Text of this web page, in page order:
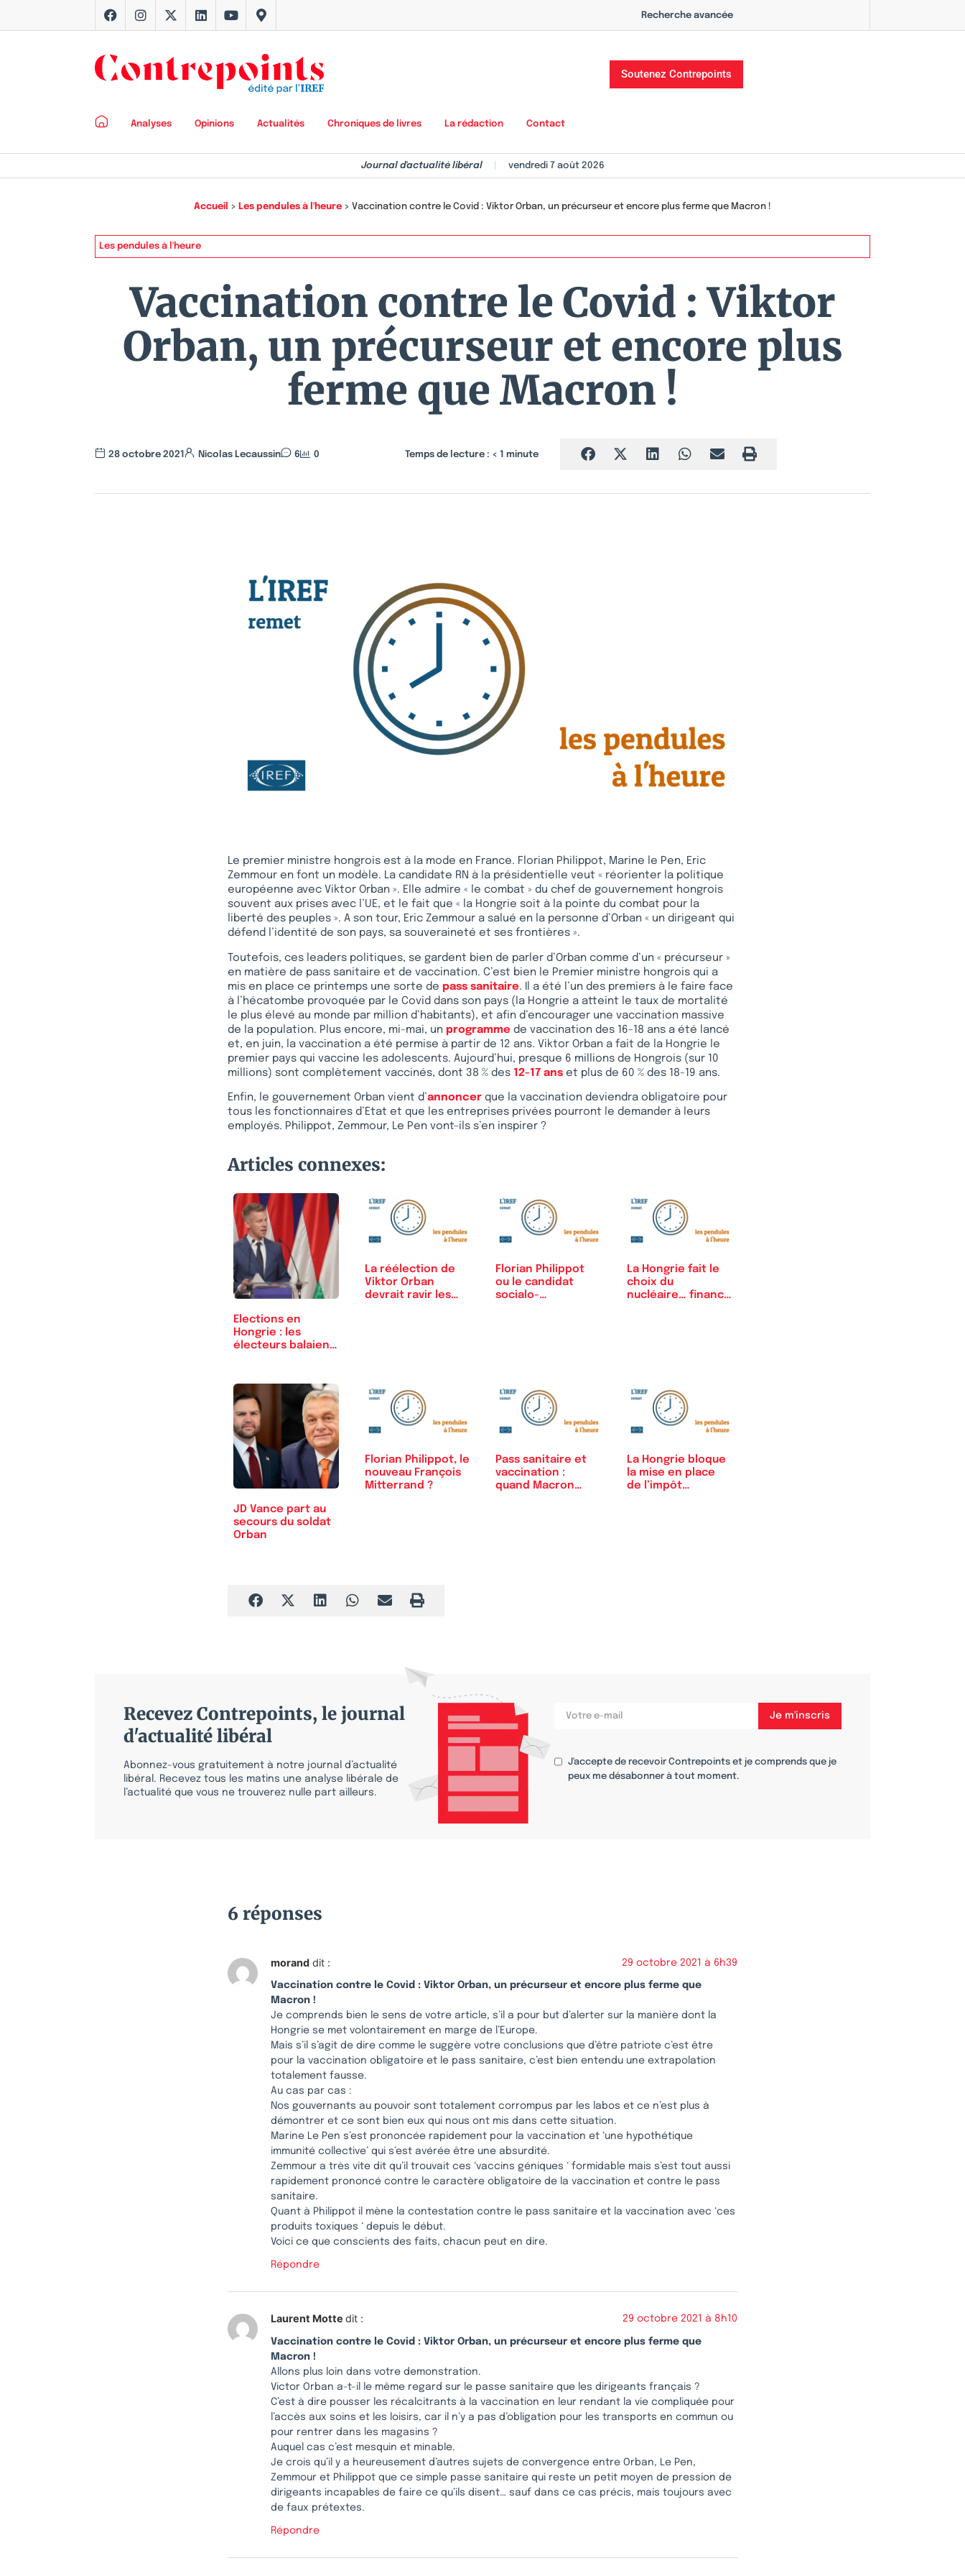
Recherche avancée
Soutenez Contrepoints
Analyses Opinions Actualités Chroniques de livres La rédaction Contact
Journal d'actualité libéral vendredi 7 août 2026
Accueil > Les pendules à l'heure > Vaccination contre le Covid : Viktor Orban, un précurseur et encore plus ferme que Macron !
Les pendules à l'heure
Vaccination contre le Covid : Viktor
Orban, un précurseur et encore plus
ferme que Macron !
28 octobre 2021 Nicolas Lecaussin 6 0 Temps de lecture : < 1 minute
Le premier ministre hongrois est à la mode en France. Florian Philippot, Marine le Pen, Eric
Zemmour en font un modèle. La candidate RN à la présidentielle veut « réorienter la politique
européenne avec Viktor Orban ». Elle admire « le combat » du chef de gouvernement hongrois
souvent aux prises avec l’UE, et le fait que « la Hongrie soit à la pointe du combat pour la
liberté des peuples ». A son tour, Eric Zemmour a salué en la personne d’Orban « un dirigeant qui
défend l’identité de son pays, sa souveraineté et ses frontières ».
Toutefois, ces leaders politiques, se gardent bien de parler d’Orban comme d’un « précurseur »
en matière de pass sanitaire et de vaccination. C’est bien le Premier ministre hongrois qui a
mis en place ce printemps une sorte de pass sanitaire. Il a été l’un des premiers à le faire face
à l’hécatombe provoquée par le Covid dans son pays (la Hongrie a atteint le taux de mortalité
le plus élevé au monde par million d’habitants), et afin d’encourager une vaccination massive
de la population. Plus encore, mi-mai, un programme de vaccination des 16-18 ans a été lancé
et, en juin, la vaccination a été permise à partir de 12 ans. Viktor Orban a fait de la Hongrie le
premier pays qui vaccine les adolescents. Aujourd’hui, presque 6 millions de Hongrois (sur 10
millions) sont complètement vaccinés, dont 38 % des 12-17 ans et plus de 60 % des 18-19 ans.
Enfin, le gouvernement Orban vient d’annoncer que la vaccination deviendra obligatoire pour
tous les fonctionnaires d’Etat et que les entreprises privées pourront le demander à leurs
employés. Philippot, Zemmour, Le Pen vont-ils s’en inspirer ?
Articles connexes:
Elections en
Hongrie : les
électeurs balaient
La réélection de
Viktor Orban
devrait ravir les…
Florian Philippot
ou le candidat
socialo-
La Hongrie fait le
choix du
nucléaire… financé
JD Vance part au
secours du soldat
Orban
Florian Philippot, le
nouveau François
Mitterrand ?
Pass sanitaire et
vaccination :
quand Macron
La Hongrie bloque
la mise en place
de l’impôt…
Recevez Contrepoints, le journal
d'actualité libéral
Abonnez-vous gratuitement à notre journal d’actualité
libéral. Recevez tous les matins une analyse libérale de
l’actualité que vous ne trouverez nulle part ailleurs.
J'accepte de recevoir Contrepoints et je comprends que je
peux me désabonner à tout moment.
6 réponses
morand dit : 29 octobre 2021 à 6h39
Vaccination contre le Covid : Viktor Orban, un précurseur et encore plus ferme que
Macron !
Je comprends bien le sens de votre article, s’il a pour but d’alerter sur la manière dont la
Hongrie se met volontairement en marge de l’Europe.
Mais s’il s’agit de dire comme le suggère votre conclusions que d’être patriote c’est être
pour la vaccination obligatoire et le pass sanitaire, c’est bien entendu une extrapolation
totalement fausse.
Au cas par cas :
Nos gouvernants au pouvoir sont totalement corrompus par les labos et ce n’est plus à
démontrer et ce sont bien eux qui nous ont mis dans cette situation.
Marine Le Pen s’est prononcée rapidement pour la vaccination et ‘une hypothétique
immunité collective’ qui s’est avérée être une absurdité.
Zemmour a très vite dit qu’il trouvait ces ‘vaccins géniques ‘ formidable mais s’est tout aussi
rapidement prononcé contre le caractère obligatoire de la vaccination et contre le pass
sanitaire.
Quant à Philippot il mène la contestation contre le pass sanitaire et la vaccination avec ‘ces
produits toxiques ‘ depuis le début.
Voici ce que conscients des faits, chacun peut en dire.
Répondre
Laurent Motte dit : 29 octobre 2021 à 8h10
Vaccination contre le Covid : Viktor Orban, un précurseur et encore plus ferme que
Macron !
Allons plus loin dans votre demonstration.
Victor Orban a-t-il le même regard sur le passe sanitaire que les dirigeants français ?
C’est à dire pousser les récalcitrants à la vaccination en leur rendant la vie compliquée pour
l’accès aux soins et les loisirs, car il n’y a pas d’obligation pour les transports en commun ou
pour rentrer dans les magasins ?
Auquel cas c’est mesquin et minable.
Je crois qu’il y a heureusement d’autres sujets de convergence entre Orban, Le Pen,
Zemmour et Philippot que ce simple passe sanitaire qui reste un petit moyen de pression de
dirigeants incapables de faire ce qu’ils disent… sauf dans ce cas précis, mais toujours avec
de faux prétextes.
Répondre